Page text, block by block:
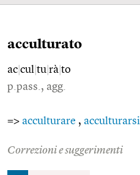
acculturato
ac cul tu rà to
p.pass., agg.
=> acculturare , acculturarsi
Correzioni e suggerimenti